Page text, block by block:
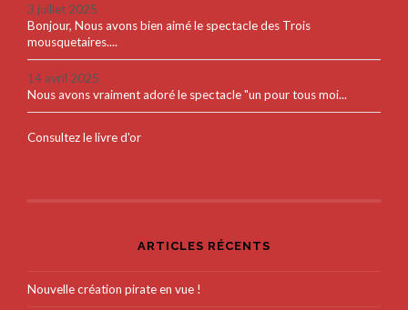
3 juillet 2025
Bonjour, Nous avons bien aimé le spectacle des Trois
mousquetaires....
14 avril 2025
Nous avons vraiment adoré le spectacle "un pour tous moi...
Consultez le livre d'or
ARTICLES RÉCENTS
Nouvelle création pirate en vue !